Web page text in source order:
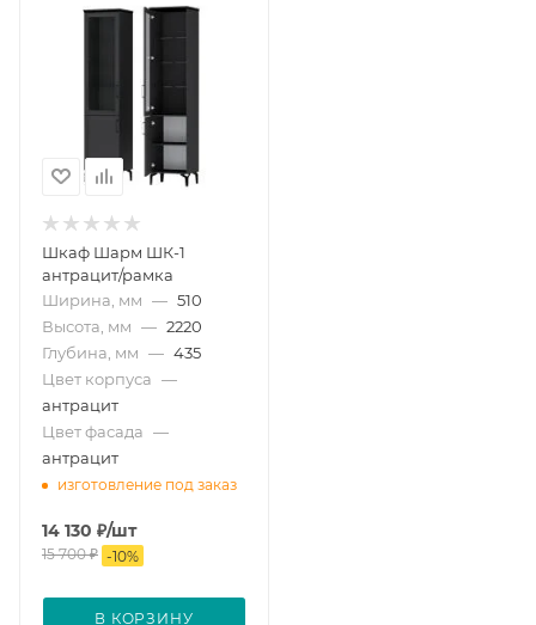
Шкаф Шарм ШК-1
антрацит/рамка
Ширина, мм — 510
Высота, мм — 2220
Глубина, мм — 435
Цвет корпуса —
антрацит
Цвет фасада —
антрацит
изготовление под заказ
14 130 ₽/шт
15 700₽ -10%
В КОРЗИНУ